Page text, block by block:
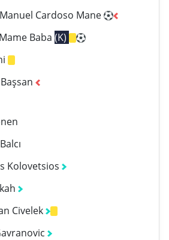
Cardoso Mane
Baba (K)
Kolovetsios
Civelek